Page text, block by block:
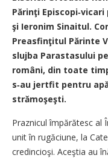
Părinţi
şi Ieronim Sinaitul.
Preasfinţitul Părinte
slujba Parastasului
români, din toate
s‑au jertfit pentru
strămoşeşti.
Praznicul împărătesc al
unit în rugăciune, la
credincioşi. Aceştia au